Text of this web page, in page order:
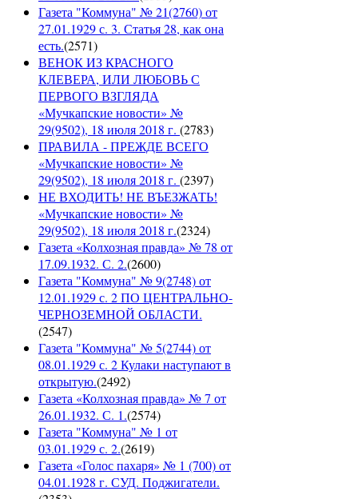
Газета "Коммуна" № 21(2760) от
27.01.1929 с. 3. Статья 28, как она
есть.(2571)
ВЕНОК ИЗ КРАСНОГО
КЛЕВЕРА, ИЛИ ЛЮБОВЬ С
ПЕРВОГО ВЗГЛЯДА
«Мучкапские новости» №
29(9502), 18 июля 2018 г. (2783)
ПРАВИЛА - ПРЕЖДЕ ВСЕГО
«Мучкапские новости» №
29(9502), 18 июля 2018 г. (2397)
НЕ ВХОДИТЬ! НЕ ВЪЕЗЖАТЬ!
«Мучкапские новости» №
29(9502), 18 июля 2018 г.(2324)
Газета «Колхозная правда» № 78 от
17.09.1932. С. 2.(2600)
Газета "Коммуна" № 9(2748) от
12.01.1929 с. 2 ПО ЦЕНТРАЛЬНО-
ЧЕРНОЗЕМНОЙ ОБЛАСТИ.
(2547)
Газета "Коммуна" № 5(2744) от
08.01.1929 с. 2 Кулаки наступают в
открытую.(2492)
Газета «Колхозная правда» № 7 от
26.01.1932. С. 1.(2574)
Газета "Коммуна" № 1 от
03.01.1929 с. 2.(2619)
Газета «Голос пахаря» № 1 (700) от
04.01.1928 г. СУД. Поджигатели.